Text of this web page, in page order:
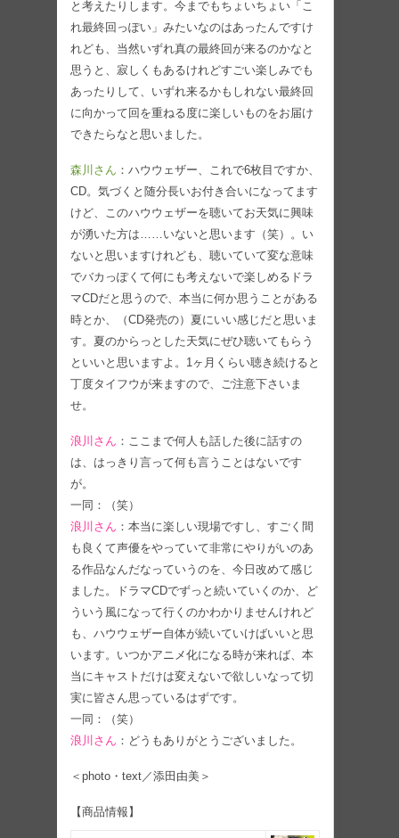
と考えたりします。今までもちょいちょい「こ
れ最終回っぽい」みたいなのはあったんですけ
れども、当然いずれ真の最終回が来るのかなと
思うと、寂しくもあるけれどすごい楽しみでも
あったりして、いずれ来るかもしれない最終回
に向かって回を重ねる度に楽しいものをお届け
できたらなと思いました。
森川さん ：ハウウェザー、これで6枚目ですか、
CD。気づくと随分長いお付き合いになってます
けど、このハウウェザーを聴いてお天気に興味
が湧いた方は……いないと思います（笑）。い
ないと思いますけれども、聴いていて変な意味
でバカっぽくて何にも考えないで楽しめるドラ
マCDだと思うので、本当に何か思うことがある
時とか、（CD発売の）夏にいい感じだと思いま
す。夏のからっとした天気にぜひ聴いてもらう
といいと思いますよ。1ヶ月くらい聴き続けると
丁度タイフウが来ますので、ご注意下さいま
せ。
浪川さん ：ここまで何人も話した後に話すの
は、はっきり言って何も言うことはないです
が。
一同：（笑）
浪川さん ：本当に楽しい現場ですし、すごく間
も良くて声優をやっていて非常にやりがいのあ
る作品なんだなっていうのを、今日改めて感じ
ました。ドラマCDでずっと続いていくのか、ど
ういう風になって行くのかわかりませんけれど
も、ハウウェザー自体が続いていけばいいと思
います。いつかアニメ化になる時が来れば、本
当にキャストだけは変えないで欲しいなって切
実に皆さん思っているはずです。
一同：（笑）
浪川さん ：どうもありがとうございました。
＜photo・text／添田由美＞
【商品情報】